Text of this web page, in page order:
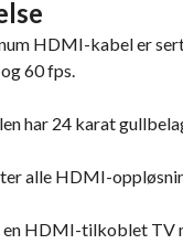
HDMI-kabel er
60 fps.
har 24 karat
alle HDMI-
HDMI-tilkoblet TV